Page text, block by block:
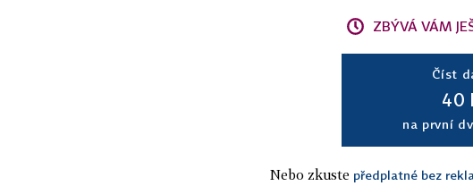
ZBÝVÁ VÁM
Číst
40
na první
Nebo zkuste předplatné bez